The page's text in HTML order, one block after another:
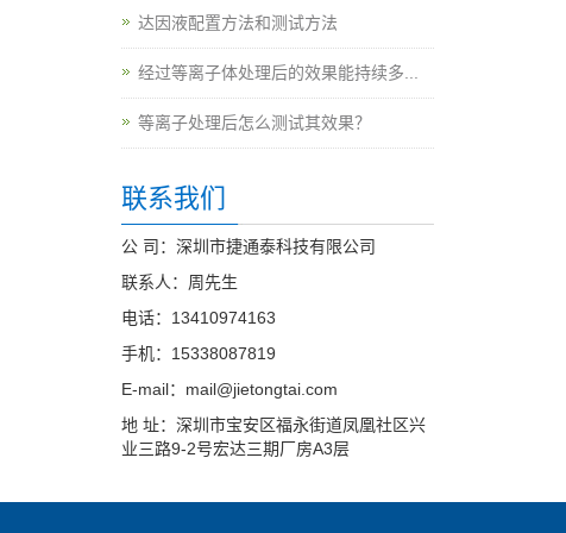
达因液配置方法和测试方法
经过等离子体处理后的效果能持续多...
等离子处理后怎么测试其效果？
联系我们
公 司：深圳市捷通泰科技有限公司
联系人：周先生
电话：13410974163
手机：15338087819
E-mail：mail@jietongtai.com
地 址：深圳市宝安区福永街道凤凰社区兴
业三路9-2号宏达三期厂房A3层